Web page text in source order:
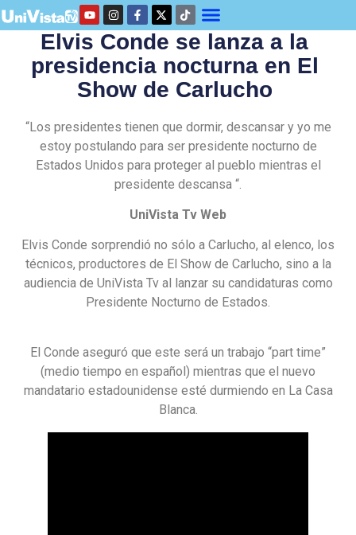
Elvis Conde se lanza a la
presidencia nocturna en El
Show de Carlucho
“Los presidentes tienen que dormir, descansar y yo me
estoy postulando para ser presidente nocturno de
Estados Unidos para proteger al pueblo mientras el
presidente descansa “.
UniVista Tv Web
Elvis Conde sorprendió no sólo a Carlucho, al elenco, los
técnicos, productores de El Show de Carlucho, sino a la
audiencia de UniVista Tv al lanzar su candidaturas como
Presidente Nocturno de Estados.
El Conde aseguró que este será un trabajo “part time”
(medio tiempo en español) mientras que el nuevo
mandatario estadounidense esté durmiendo en La Casa
Blanca.